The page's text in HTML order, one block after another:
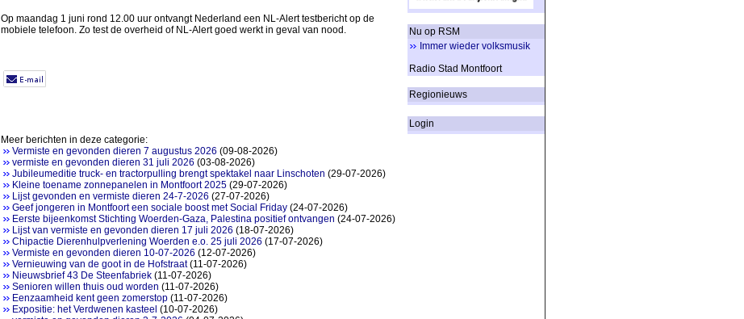
Op maandag 1 juni rond 12.00 uur ontvangt Nederland een NL-Alert testbericht op de
mobiele telefoon. Zo test de overheid of NL-Alert goed werkt in geval van nood.
Meer berichten in deze categorie:
Vermiste en gevonden dieren 7 augustus 2026 (09-08-2026)
vermiste en gevonden dieren 31 juli 2026 (03-08-2026)
Jubileumeditie truck- en tractorpulling brengt spektakel naar Linschoten (29-07-2026)
Kleine toename zonnepanelen in Montfoort 2025(29-07-2026)
Lijst gevonden en vermiste dieren 24-7-2026 (27-07-2026)
Geef jongeren in Montfoort een sociale boost met Social Friday(24-07-2026)
Eerste bijeenkomst Stichting Woerden-Gaza, Palestina positief ontvangen (24-07-2026)
Lijst van vermiste en gevonden dieren 17 juli 2026 (18-07-2026)
Chipactie Dierenhulpverlening Woerden e.o. 25 juli 2026 (17-07-2026)
Vermiste en gevonden dieren 10-07-2026 (12-07-2026)
Vernieuwing van de goot in de Hofstraat(11-07-2026)
Nieuwsbrief 43 De Steenfabriek(11-07-2026)
Senioren willen thuis oud worden (11-07-2026)
Eenzaamheid kent geen zomerstop(11-07-2026)
Expositie: het Verdwenen kasteel (10-07-2026)
Nu op RSM
Immer wieder volksmusik
Radio Stad Montfoort
Regionieuws
Login